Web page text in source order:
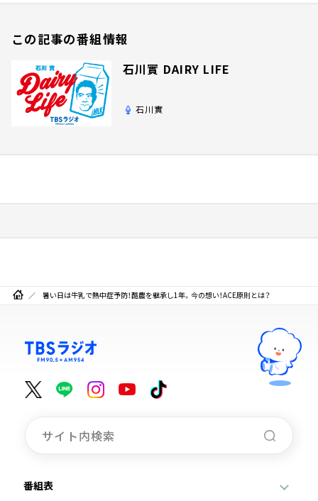
この記事の番組情報
石川實 DAIRY LIFE
石川實
暑い日は牛乳で熱中症予防！酪農を継承し1年。今の想い！ACE原則とは？
番組表